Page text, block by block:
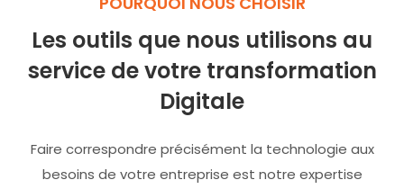
Les outils que nous utilisons au
service de votre transformation
Digitale
Faire correspondre précisément la technologie aux
besoins de votre entreprise est notre expertise